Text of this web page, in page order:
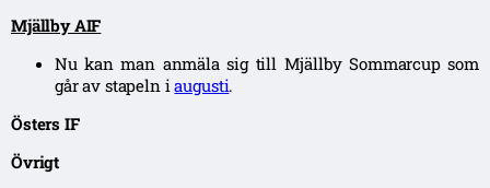
Mjällby AIF
Nu kan man anmäla sig till Mjällby Sommarcup som
går av stapeln iaugusti.
Östers IF
Övrigt